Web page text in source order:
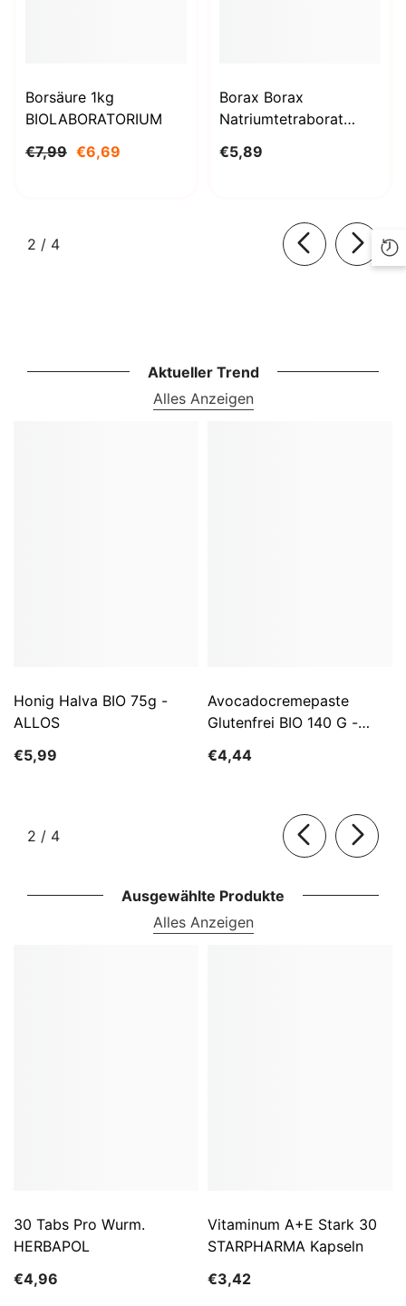
Borsäure 1kg
BIOLABORATORIUM
€7,99 €6,69
Borax Borax
Natriumtetraborat
BioLaboratorium
€5,89
2 / von
4
Aktueller Trend
Alles Anzeigen
Honig Halva BIO 75g -
ALLOS
€5,99
Avocadocremepaste
Glutenfrei BIO 140 G -
€4,44
2 / von
4
Ausgewählte Produkte
Alles Anzeigen
30 Tabs Pro Wurm.
HERBAPOL
€4,96
Vitaminum A+E Stark 30
STARPHARMA Kapseln
€3,42